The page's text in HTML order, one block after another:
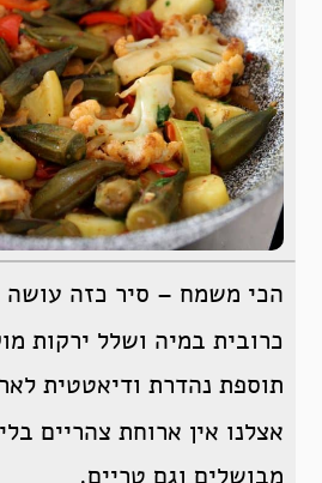
הכי משמח – סיר כזה עושה
כרובית במיה ושלל ירקות
תוספת נהדרת ודיאטטית
אצלנו אין ארוחת צהריים